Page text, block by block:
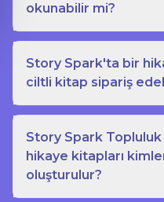
okunabilir mi?
Story Spark'ta bir
ciltli kitap sipariş
Story Spark
hikaye kitapları
oluşturulur?